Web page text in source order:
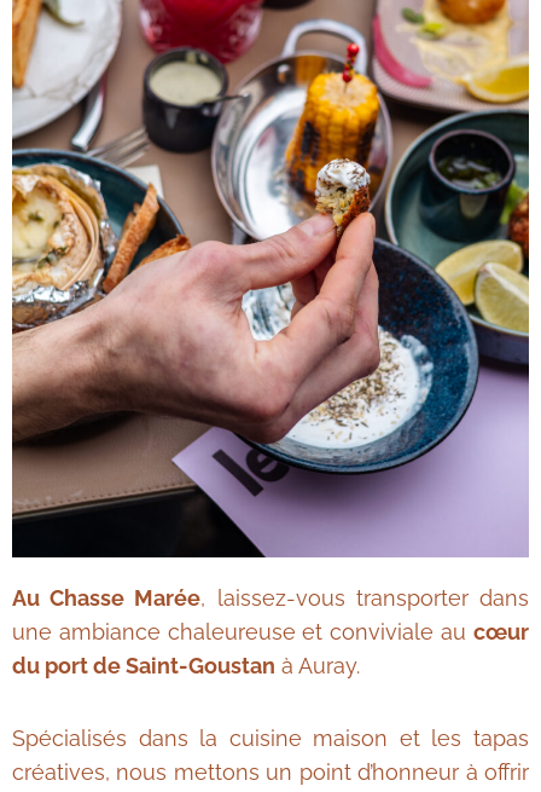
Au Chasse Marée, laissez-vous transporter dans
une ambiance chaleureuse et conviviale au cœur
du port de Saint-Goustan à Auray.
Spécialisés dans la cuisine maison et les tapas
créatives, nous mettons un point d’honneur à offrir